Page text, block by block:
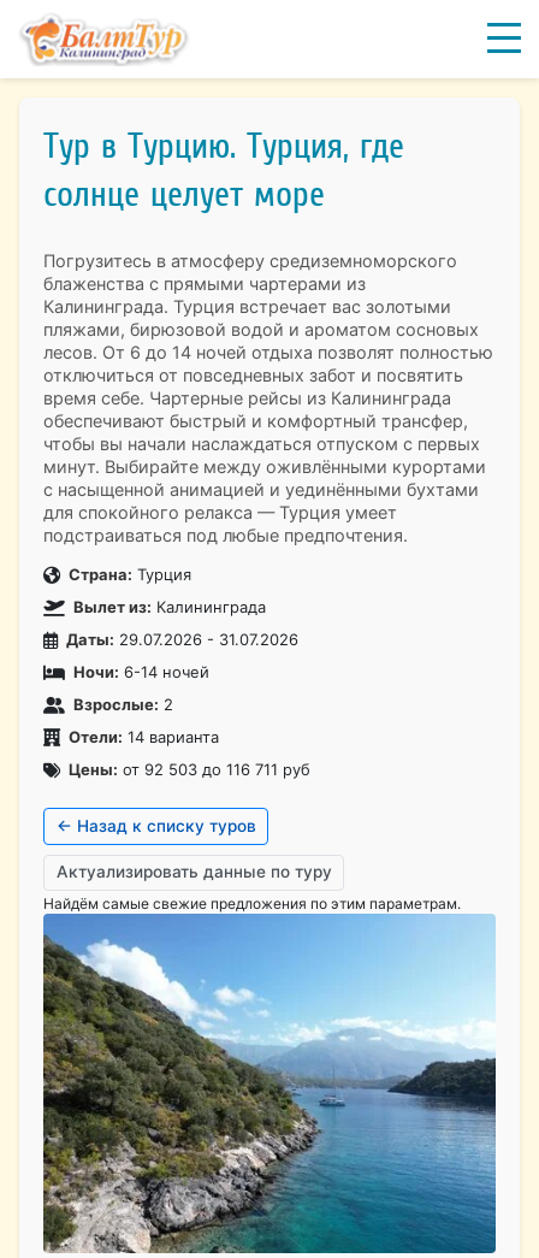
Тур в Турцию. Турция, где
солнце целует море
Погрузитесь в атмосферу средиземноморского
блаженства с прямыми чартерами из
Калининграда. Турция встречает вас золотыми
пляжами, бирюзовой водой и ароматом сосновых
лесов. От 6 до 14 ночей отдыха позволят полностью
отключиться от повседневных забот и посвятить
время себе. Чартерные рейсы из Калининграда
обеспечивают быстрый и комфортный трансфер,
чтобы вы начали наслаждаться отпуском с первых
минут. Выбирайте между оживлёнными курортами
с насыщенной анимацией и уединёнными бухтами
для спокойного релакса — Турция умеет
подстраиваться под любые предпочтения.
Страна: Турция
Вылет из: Калининграда
Даты: 29.07.2026 - 31.07.2026
Ночи: 6-14 ночей
Взрослые: 2
Отели: 14 варианта
Цены: от 92 503 до 116 711 руб
← Назад к списку туров
Актуализировать данные по туру
Найдём самые свежие предложения по этим параметрам.